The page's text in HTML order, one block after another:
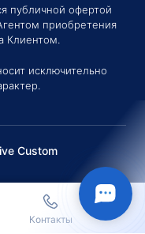
публичной офертой
приобретения
Клиентом.
исключительно
Custom
Контакты
Сроки поставки,
и пр.) можете
чат!